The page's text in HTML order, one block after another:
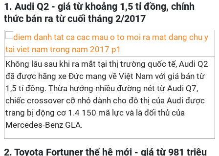
1. Audi Q2 - giá từ khoảng 1,5 tỉ đồng, chính
thức bán ra từ cuối tháng 2/2017
Không lâu sau khi ra mắt tại thị trường quốc tế, Audi Q2
đã được hãng xe Đức mang về Việt Nam với giá bán từ
1,5 tỉ đồng. Thừa hưởng nhiều đường nét từ Audi Q7,
chiếc crossover cỡ nhỏ dành cho đô thị của Audi được
trang bị động cơ 1.4 150 mã lực và là đối thủ của
Mercedes-Benz GLA.
2. Toyota Fortuner thế hệ mới - giá từ 981 triệu